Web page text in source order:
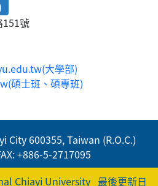
151號
大學部)
碩士班、碩專班)
City 600355, Taiwan (R.O.C.)
+886-5-2717095
Chiayi University 最後更新日